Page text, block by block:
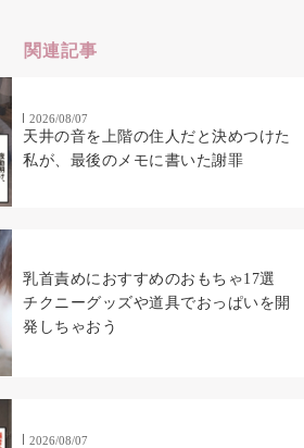
関連記事
2026/08/07
天井の音を上階の住人だと決めつけた
私が、最後のメモに書いた謝罪
乳首責めにおすすめのおもちゃ17選
チクニーグッズや道具でおっぱいを開
発しちゃおう
2026/08/07